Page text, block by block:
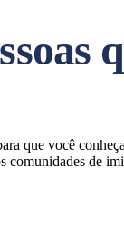
que você
comunidades de